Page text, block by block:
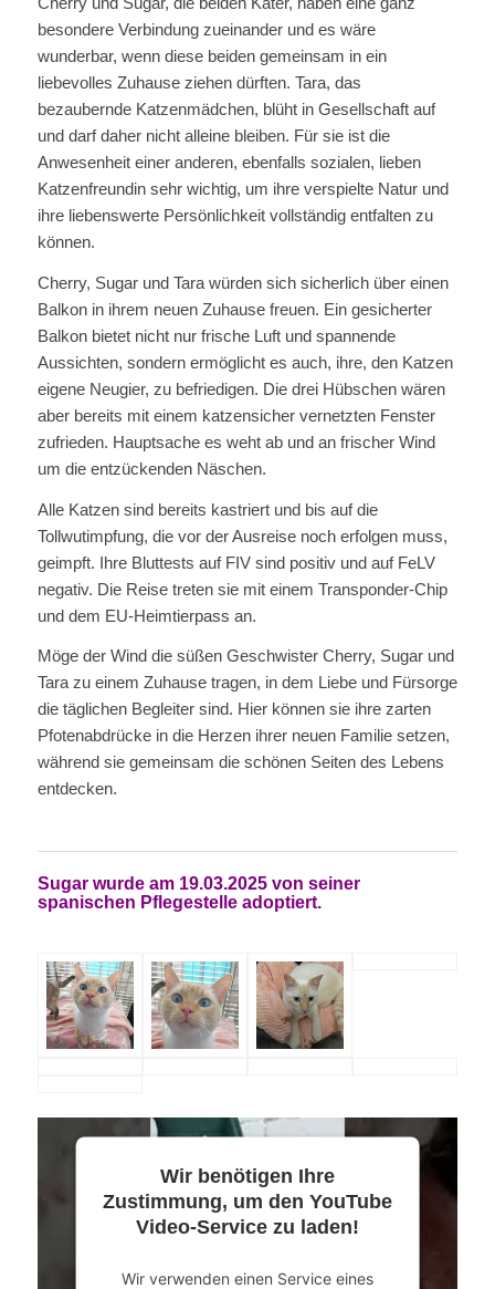
besondere Verbindung zueinander und es wäre
wunderbar, wenn diese beiden gemeinsam in ein
liebevolles Zuhause ziehen dürften. Tara, das
bezaubernde Katzenmädchen, blüht in Gesellschaft auf
und darf daher nicht alleine bleiben. Für sie ist die
Anwesenheit einer anderen, ebenfalls sozialen, lieben
Katzenfreundin sehr wichtig, um ihre verspielte Natur und
ihre liebenswerte Persönlichkeit vollständig entfalten zu
können.
Cherry, Sugar und Tara würden sich sicherlich über einen
Balkon in ihrem neuen Zuhause freuen. Ein gesicherter
Balkon bietet nicht nur frische Luft und spannende
Aussichten, sondern ermöglicht es auch, ihre, den Katzen
eigene Neugier, zu befriedigen. Die drei Hübschen wären
aber bereits mit einem katzensicher vernetzten Fenster
zufrieden. Hauptsache es weht ab und an frischer Wind
um die entzückenden Näschen.
Alle Katzen sind bereits kastriert und bis auf die
Tollwutimpfung, die vor der Ausreise noch erfolgen muss,
geimpft. Ihre Bluttests auf FIV sind positiv und auf FeLV
negativ. Die Reise treten sie mit einem Transponder-Chip
und dem EU-Heimtierpass an.
Möge der Wind die süßen Geschwister Cherry, Sugar und
Tara zu einem Zuhause tragen, in dem Liebe und Fürsorge
die täglichen Begleiter sind. Hier können sie ihre zarten
Pfotenabdrücke in die Herzen ihrer neuen Familie setzen,
während sie gemeinsam die schönen Seiten des Lebens
entdecken.
Sugar wurde am 19.03.2025 von seiner
spanischen Pflegestelle adoptiert.
Wir benötigen Ihre
Zustimmung, um den YouTube
Video-Service zu laden!
Wir verwenden einen Service eines